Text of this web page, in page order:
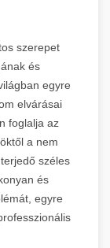
szerepet
és
egyre
elvárásai
foglalja az
a nem
széles
és
egyre